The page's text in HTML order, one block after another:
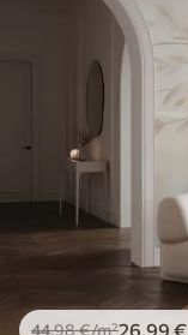
44.98€/m²26.99 €